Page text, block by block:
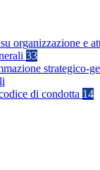
organizzazione e
33
strategico-
di condotta 14